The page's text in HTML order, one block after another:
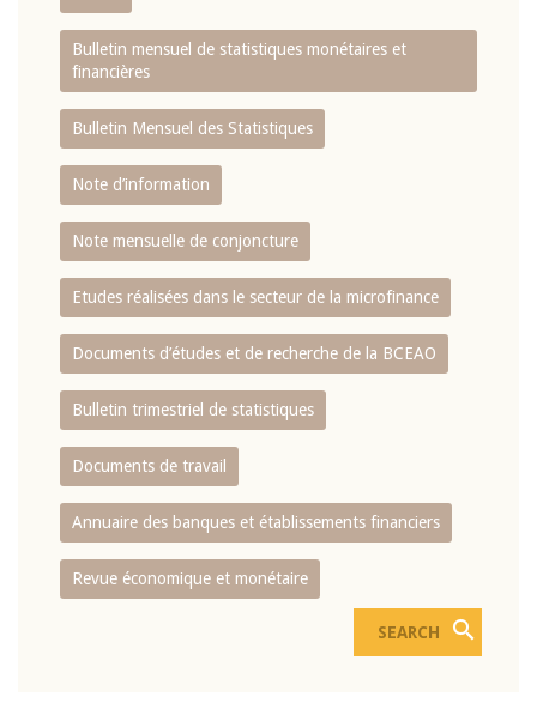
Bulletin mensuel de statistiques monétaires et
financières
Bulletin Mensuel des Statistiques
Note d’information
Note mensuelle de conjoncture
Etudes réalisées dans le secteur de la microfinance
Documents d’études et de recherche de la BCEAO
Bulletin trimestriel de statistiques
Documents de travail
Annuaire des banques et établissements financiers
Revue économique et monétaire